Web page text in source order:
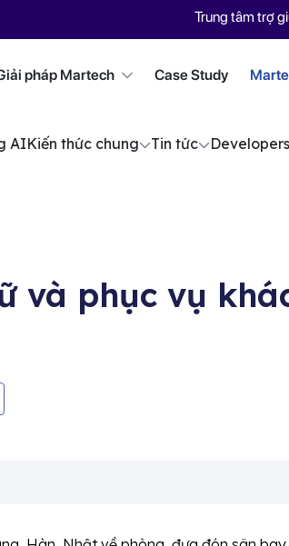
Trung tâm trợ
pháp Martech Case Study
AIKiến thức chung Tin tức Developers
và phục vụ